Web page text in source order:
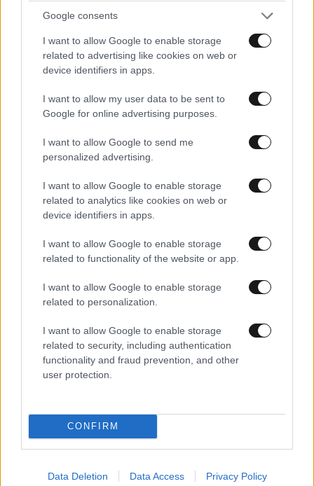
Google consents
I want to allow Google to enable storage
related to advertising like cookies on web or
device identifiers in apps.
I want to allow my user data to be sent to
Google for online advertising purposes.
I want to allow Google to send me
personalized advertising.
I want to allow Google to enable storage
related to analytics like cookies on web or
device identifiers in apps.
I want to allow Google to enable storage
related to functionality of the website or app.
I want to allow Google to enable storage
related to personalization.
I want to allow Google to enable storage
related to security, including authentication
functionality and fraud prevention, and other
user protection.
CONFIRM
Data Deletion Data Access Privacy Policy